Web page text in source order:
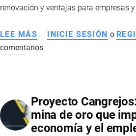
renovación y ventajas para empresas
LEE MÁS SOBRE
CÓMO
ELECTRÓNICA
EN
ECUADOR:
INICIE SESIÓN o
comentarios
Proyecto
mina de oro que
economía y el